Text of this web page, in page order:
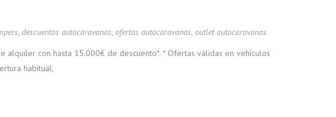
, descuentos autocaravanas, ofertas autocaravanas, outlet autocaravanas
con hasta 15.000€ de descuento*. * Ofertas válidas en vehículos
habitual,